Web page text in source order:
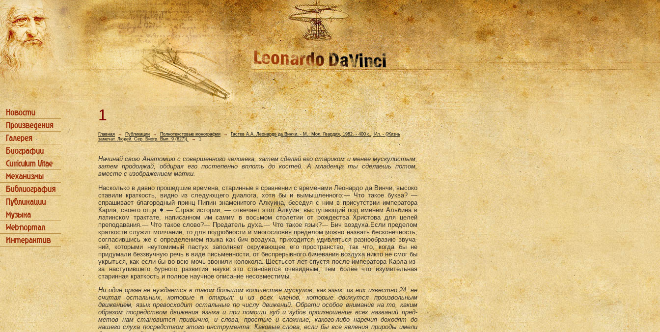
1
Главная→ Публикации → Полнотекстовые монографии →Гастев А.А. Леонардо да Винчи. - М.: Мол. Гвардия, 1982. - 400 с., Ил. - (Жизнь
замечат. Людей. Сер. Биогр. Вып. 9 (627)). →1
Начинай свою Анатомию с совершенного человека, за­тем сделай его стариком и менее мускулистым;
затем про­должай, обдирая его постепенно вплоть до костей. А мла­денца ты сделаешь потом,
вместе с изображением матки.
Насколько в давно прошедшие времена, старинные в сравнении с временами Леонардо да Винчи, высоко
ста­вили краткость, видно из следующего диалога, хотя бы и вымышленного:— Что такое буква? —
спрашивает благородный принц Пипин знаменитого Алкуина, беседуя с ним в присут­ствии императора
Карла, своего отца
.— Страж истории, — отвечает этот Алкуин, высту­пающий под именем Альбина в
латинском трактате, на­писанном им самим в восьмом столетии от рождества Христова для целей
преподавания.— Что такое слово?— Предатель духа.— Что такое язык?— Бич воздуха.Если пределом
краткости служит молчание, то для подробности и многословия пределом можно назвать бес­конечность;
согласившись же с определением языка как бич воздуха, приходится удивляться разнообразию звуча­
ний, которыми неутомимый пастух заполняет окружаю­щее его пространство, так что, когда бы не
придумали без­звучную речь в виде письменности, от беспрерывного би­чевания воздуха никто не смог бы
укрыться, как если бы во всю мочь звонили колокола. Шестьсот лет спустя по­сле императора Карла из-
за наступившего бурного разви­тия науки это становится очевидным, тем более что изу­мительная
старинная краткость и полное научное описа­ние несовместимы.
Ни один орган не нуждается в таком большом количе­стве мускулов, как язык; из них известно 24, не
считая остальных, которые я открыл; и из всех членов, которые движутся произвольным
движением, язык превосходит остальные по числу движений. Обрати особое внимание на то, каким
образом посредством движения языка и при помощи губ и зубов произношение всех названий пред­
метов нам становится привычно, и слова, простые и слож­ные, какого-либо наречия доходят до
нашего слуха по­средством этого инструмента. Каковые слова, если бы все явления природы имели